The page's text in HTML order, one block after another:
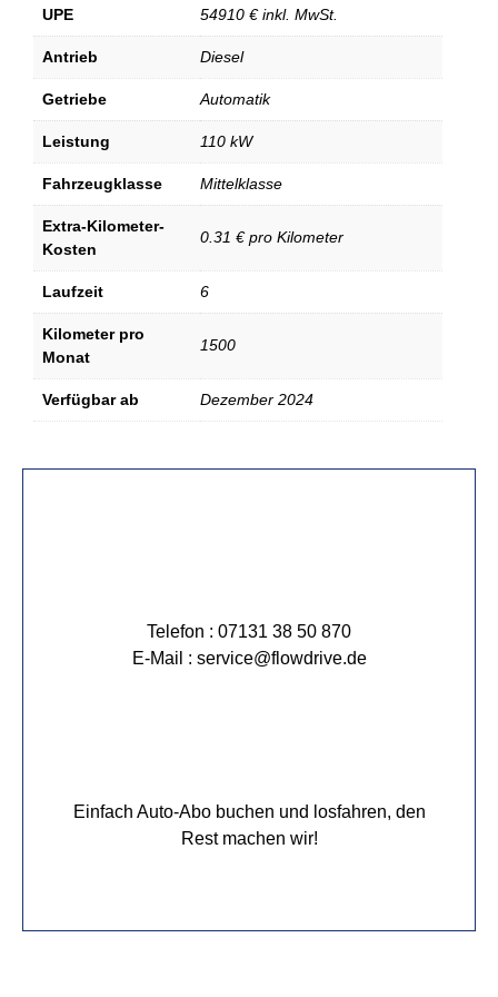
UPE 54910 € inkl. MwSt.
Antrieb Diesel
Getriebe Automatik
Leistung 110 kW
Fahrzeugklasse Mittelklasse
Extra-Kilometer-
Kosten
0.31 € pro Kilometer
Laufzeit 6
Kilometer pro
Monat
1500
Verfügbar ab Dezember 2024
Telefon : 07131 38 50 870
E-Mail : service@flowdrive.de
Einfach Auto-Abo buchen und losfahren, den
Rest machen wir!